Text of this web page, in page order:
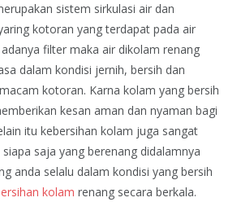
sistem sirkulasi air dan
kotoran yang terdapat pada air
filter maka air dikolam renang
dalam kondisi jernih, bersih dan
kotoran. Karna kolam yang bersih
kesan aman dan nyaman bagi
itu kebersihan kolam juga sangat
saja yang berenang didalamnya
anda selalu dalam kondisi yang bersih
kolam renang secara berkala.